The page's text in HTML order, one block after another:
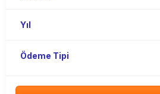
Yıl
Ödeme Tipi